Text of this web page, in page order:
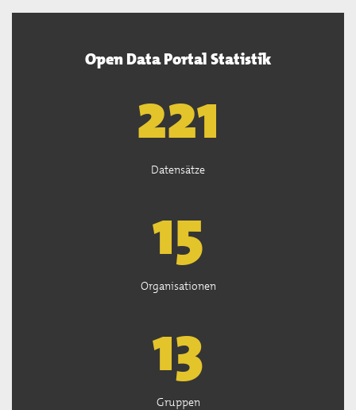
Open Data Portal Statistik
222
Datensätze
15
Organisationen
13
Gruppen